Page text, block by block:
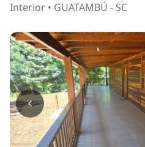
Interior • GUATAMBÚ - SC